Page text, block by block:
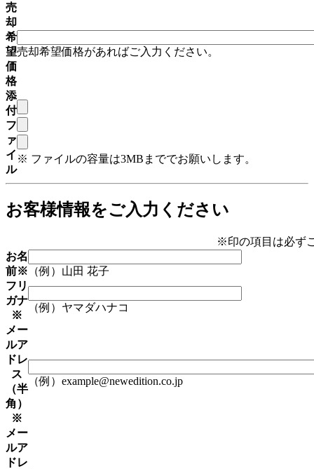
売
却
希
望
価
格
売却希望価格があればご入力ください。
添
付
フ
ァ
イ
ル
※ ファイルの容量は3MBまででお願いします。
お客様情報をご入力ください
※印の項目は必ず
お名
前※ （例）山田 花子
フリ
ガナ
※
（例）ヤマダハナコ
メー
ルア
ドレ
ス
（半
角）
※
（例）example@newedition.co.jp
メー
ルア
ドレ